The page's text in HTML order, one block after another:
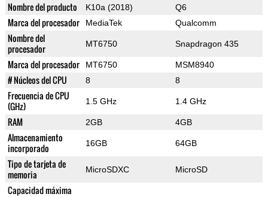
Nombre del producto K10a (2018) Q6
Marca del procesador MediaTek Qualcomm
Nombre del
procesador
MT6750 Snapdragon 435
Marca del procesador MT6750 MSM8940
# Núcleos del CPU 8 8
Frecuencia de CPU
(GHz)
1.5 GHz 1.4 GHz
RAM 2GB 4GB
Almacenamiento
incorporado
16GB 64GB
Tipo de tarjeta de
memoria
MicroSDXC MicroSD
Capacidad máxima